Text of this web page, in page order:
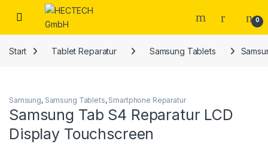
Open 0
Start Tablet Reparatur Samsung Tablets
Samsung, Samsung Tablets, Smartphone Reparatur
Samsung Tab S4 Reparatur LCD
Display Touchscreen